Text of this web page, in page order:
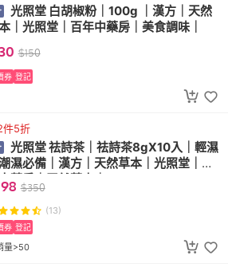
光照堂 白胡椒粉｜100g ｜漢方｜天然
｜光照堂｜百年中藥房｜美食調味｜
$150
券 登記
件5折
光照堂 祛詩茶｜祛詩茶8gX10入｜輕濕
潮濕必備｜漢方｜天然草本｜光照堂｜百
藥房｜天然草本｜
$350
(13)
量>50
券 登記